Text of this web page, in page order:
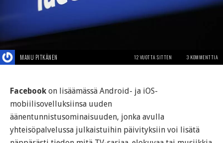
MANU PITKÄNEN 12 VUOTTA SITTEN 3 KOMMENTTIA
Facebook on lisäämässä Android- ja iOS-
mobiilisovelluksiinsa uuden
äänentunnistusominaisuuden, jonka avulla
yhteisöpalvelussa julkaistuihin päivityksiin voi lisätä